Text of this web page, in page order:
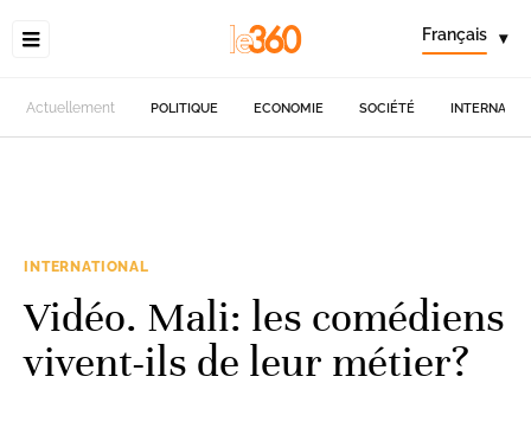
Français ▾
Actuellement POLITIQUE ECONOMIE SOCIÉTÉ
INTERNATIONAL
Vidéo. Mali: les comédiens
vivent-ils de leur métier?